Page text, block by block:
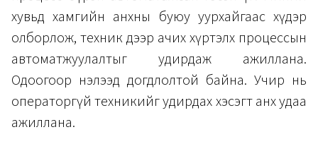
хувьд хамгийн анхны буюу уурхайгаас хүдэр
олборлож, техник дээр ачих хүртэлх процессын
автоматжуулалтыг удирдаж ажиллана.
Одоогоор нэлээд догдлолтой байна. Учир нь
операторгүй техникийг удирдах хэсэгт анх удаа
ажиллана.